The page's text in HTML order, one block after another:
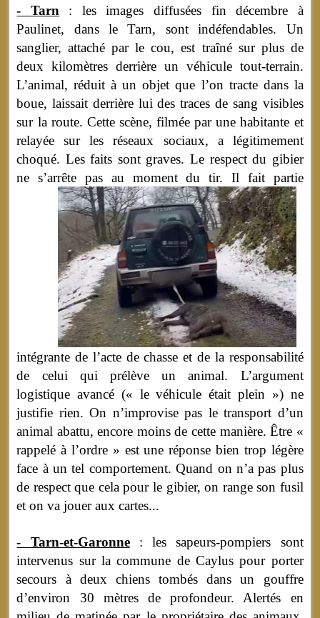
- Tarn: les images diffusées fin décembre à
Paulinet, dans le Tarn, sont indéfendables. Un
sanglier, attaché par le cou, est traîné sur plus de
deux kilomètres derrière un véhicule tout-terrain.
L’animal, réduit à un objet que l’on tracte dans la
boue, laissait derrière lui des traces de sang visibles
sur la route. Cette scène, filmée par une habitante et
relayée sur les réseaux sociaux, a légitimement
choqué. Les faits sont graves. Le respect du gibier
ne s’arrête pas au moment du tir. Il fait partie
intégrante de l’acte de chasse et de la responsabilité
de celui qui prélève un animal. L’argument
logistique avancé (« le véhicule était plein ») ne
justifie rien. On n’improvise pas le transport d’un
animal abattu, encore moins de cette manière. Être «
rappelé à l’ordre » est une réponse bien trop légère
face à un tel comportement. Quand on n’a pas plus
de respect que cela pour le gibier, on range son fusil
et on va jouer aux cartes...
- Tarn-et-Garonne: les sapeurs-pompiers sont
intervenus sur la commune de Caylus pour porter
secours à deux chiens tombés dans un gouffre
d’environ 30 mètres de profondeur. Alertés en